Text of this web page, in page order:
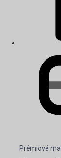
Prémiové